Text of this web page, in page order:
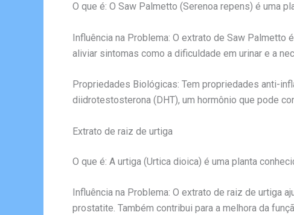
O que é: O Saw Palmetto (Serenoa repens) é uma
Influência na Problema: O extrato de Saw Palmetto
aliviar sintomas como a dificuldade em urinar e a
Propriedades Biológicas: Tem propriedades anti-
diidrotestosterona (DHT), um hormônio que pode
Extrato de raiz de urtiga
O que é: A urtiga (Urtica dioica) é uma planta
Influência na Problema: O extrato de raiz de urtiga
prostatite. Também contribui para a melhora da